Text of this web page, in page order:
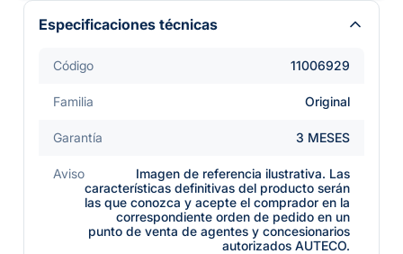
Especificaciones técnicas
Código 11006929
Familia Original
Garantía 3 MESES
Aviso
Imagen de referencia ilustrativa. Las
características definitivas del producto serán
las que conozca y acepte el comprador en la
correspondiente orden de pedido en un
punto de venta de agentes y concesionarios
autorizados AUTECO.